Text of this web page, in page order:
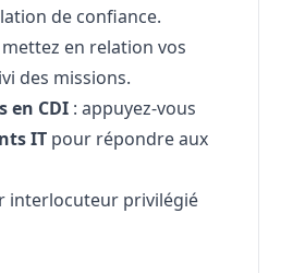
de confiance.
mettez en relation vos
des missions.
en CDI : appuyez-vous
IT pour répondre aux
interlocuteur privilégié